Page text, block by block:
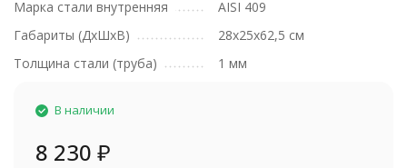
Марка стали внутренняя
AISI 409
Габариты (ДхШхВ)
28х25х62,5 см
Толщина стали (труба)
1 мм
В наличии
8 230 ₽